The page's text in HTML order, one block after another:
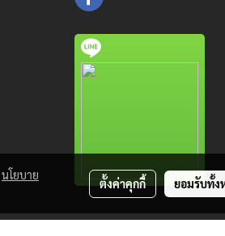
นโยบาย
ตั้งค่าคุกกี้ ยอมรับทั้ง